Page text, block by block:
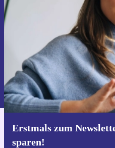
Erstmals zum
sparen!
Verpasse kein
Gutschein
Informationen über die
du in unserer
Hol dir